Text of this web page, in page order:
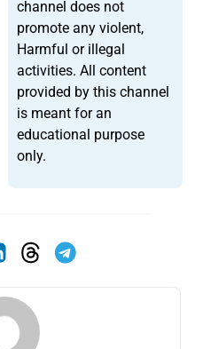
channel does not
promote any violent,
Harmful or illegal
activities. All content
provided by this channel
is meant for an
educational purpose
only.